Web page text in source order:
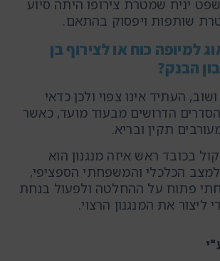
יניח שמטרת צירופו היתה סיוע
שותפות ויפסוק בהתאם.
למיופה כוח או לצירוף בן
הבנק?
העתיד אינו צפוי ולכן כדאי
הדרושים מבעוד מועד, כאשר
תקין ובריא.
בכובד ראש איזה מנגנון הוא
הכלכלי והמשפחתי הספציפי,
פתוח על ההחלטה ולפעול בנחת
ליצור את המנגנון הרצוי.